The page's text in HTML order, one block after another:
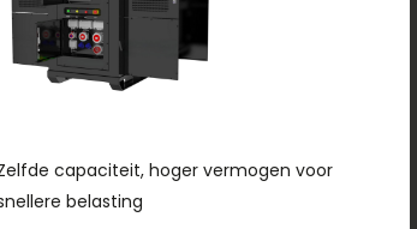
capaciteit, hoger vermogen voor
belasting